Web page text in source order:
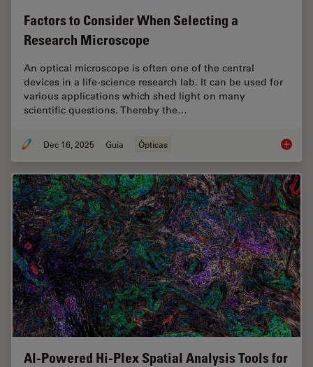
Factors to Consider When Selecting a
Research Microscope
An optical microscope is often one of the central
devices in a life-science research lab. It can be used for
various applications which shed light on many
scientific questions. Thereby the…
Dec 16, 2025 Guia Ópticas Factors
AI-Powered Hi-Plex Spatial Analysis Tools for